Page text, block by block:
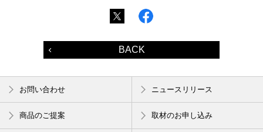
BACK
お問い合わせ ニュースリリース
商品のご提案 取材のお申し込み